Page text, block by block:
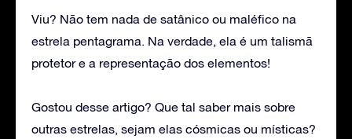
Viu? Não tem nada de satânico ou maléfico na
estrela pentagrama. Na verdade, ela é um talismã
protetor e a representação dos elementos!
Gostou desse artigo? Que tal saber mais sobre
outras estrelas, sejam elas cósmicas ou místicas?